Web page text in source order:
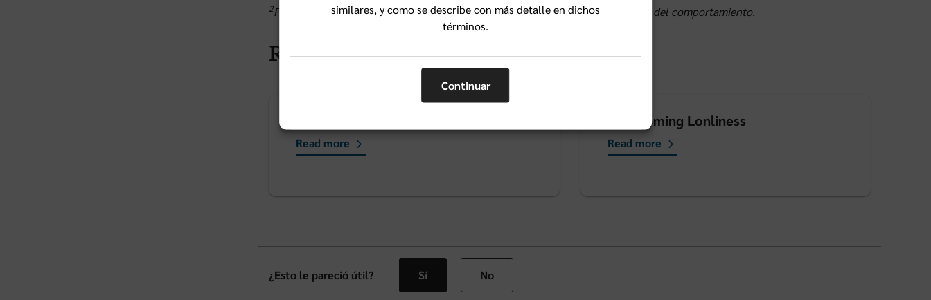
2Florida Blue tiene un contrato con Lucet para proporcionar servicios de salud del comportamiento.
Related
Read more
Overcoming Lonliness
Read more
¿Esto le pareció útil? Sí No
similares, y como se describe con más detalle en dichos
términos.
Continuar